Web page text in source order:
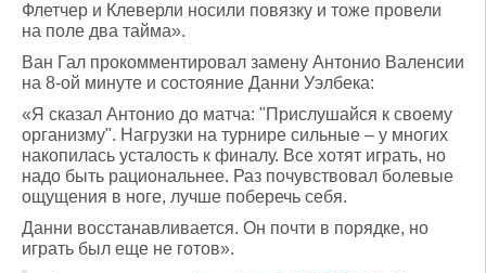
Флетчер и Клеверли носили повязку и тоже провели
на поле два тайма».
Ван Гал прокомментировал замену Антонио Валенсии
на 8-ой минуте и состояние Данни Уэлбека:
«Я сказал Антонио до матча: "Прислушайся к своему
организму". Нагрузки на турнире сильные – у многих
накопилась усталость к финалу. Все хотят играть, но
надо быть рациональнее. Раз почувствовал болевые
ощущения в ноге, лучше поберечь себя.
Данни восстанавливается. Он почти в порядке, но
играть был еще не готов».